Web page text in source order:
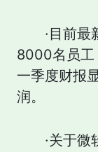
·目前
8000名员工
一季度财报
润。
·关于